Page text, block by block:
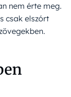
nem érte meg.
csak elszórt